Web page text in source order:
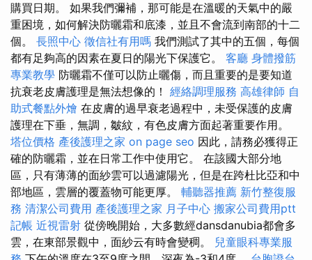
購買日期。 如果我們彌補，那可能是在溫暖的天氣中的嚴
重困境，如何解決防曬霜和底漆，並且不會流到南部的十二
個。 長照中心 徵信社有用嗎 我們測試了其中的五個，每個
都有足夠高的因素在夏日的陽光下保護它。 客廳 身體撥筋
專業教學 防曬霜不僅可以防止曬傷，而且重要的是要知道
抗衰老皮膚護理是無法想像的！ 經絡調理服務 高雄律師 自
助式餐點外燴 在皮膚的過早衰老過程中，未受保護的皮膚
護理在下垂，無調，皺紋，有色皮膚方面起著重要作用。
塔位價格 產後護理之家 on page seo 因此，請務必獲得正
確的防曬霜，並在日常工作中使用它。 在該國大部分地
區，只有薄薄的面紗雲可以過濾陽光，但是在跨杜比亞和中
部地區，雲層的覆蓋物可能更厚。 輔聽器推薦 新竹整復服
務 清潔公司費用 產後護理之家 月子中心 搬家公司費用ptt
記帳 近視雷射 從傍晚開始，大多數經dansdanubia都會多
雲，在東部景觀中，面紗云有時會變稠。 兒童眼科專業服